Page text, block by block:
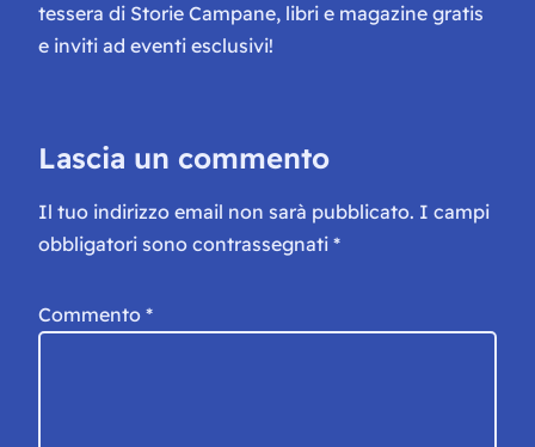
tessera di Storie Campane, libri e magazine gratis
e inviti ad eventi esclusivi!
Lascia un commento
Il tuo indirizzo email non sarà pubblicato. I campi
obbligatori sono contrassegnati *
Commento *